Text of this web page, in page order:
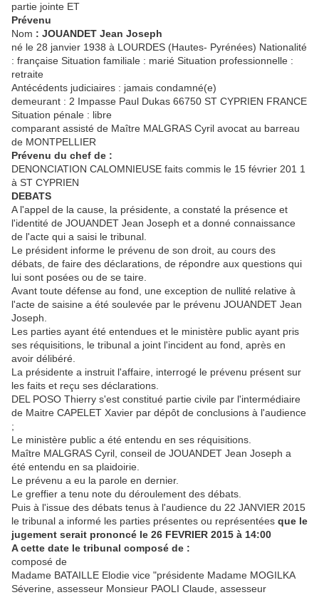
partie jointe ET
Prévenu
Nom : JOUANDET Jean Joseph
né le 28 janvier 1938 à LOURDES (Hautes- Pyrénées) Nationalité
: française Situation familiale : marié Situation professionnelle :
retraite
Antécédents judiciaires : jamais condamné(e)
demeurant : 2 Impasse Paul Dukas 66750 ST CYPRIEN FRANCE
Situation pénale : libre
comparant assisté de Maître MALGRAS Cyril avocat au barreau
de MONTPELLIER
Prévenu du chef de :
DENONCIATION CALOMNIEUSE faits commis le 15 février 201 1
à ST CYPRIEN
DEBATS
A l'appel de la cause, la présidente, a constaté la présence et
l'identité de JOUANDET Jean Joseph et a donné connaissance
de l'acte qui a saisi le tribunal.
Le président informe le prévenu de son droit, au cours des
débats, de faire des déclarations, de répondre aux questions qui
lui sont posées ou de se taire.
Avant toute défense au fond, une exception de nullité relative à
l'acte de saisine a été soulevée par le prévenu JOUANDET Jean
Joseph.
Les parties ayant été entendues et le ministère public ayant pris
ses réquisitions, le tribunal a joint l'incident au fond, après en
avoir délibéré.
La présidente a instruit l'affaire, interrogé le prévenu présent sur
les faits et reçu ses déclarations.
DEL POSO Thierry s'est constitué partie civile par l'intermédiaire
de Maitre CAPELET Xavier par dépôt de conclusions à l'audience
;
Le ministère public a été entendu en ses réquisitions.
Maître MALGRAS Cyril, conseil de JOUANDET Jean Joseph a
été entendu en sa plaidoirie.
Le prévenu a eu la parole en dernier.
Le greffier a tenu note du déroulement des débats.
Puis à l'issue des débats tenus à l'audience du 22 JANVIER 2015
le tribunal a informé les parties présentes ou représentées que le
jugement serait prononcé le 26 FEVRIER 2015 à 14:00
A cette date le tribunal composé de :
composé de
Madame BATAILLE Elodie vice "présidente Madame MOGILKA
Séverine, assesseur Monsieur PAOLI Claude, assesseur